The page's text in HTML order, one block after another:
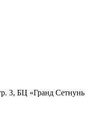
3, БЦ «Гранд Сетнунь